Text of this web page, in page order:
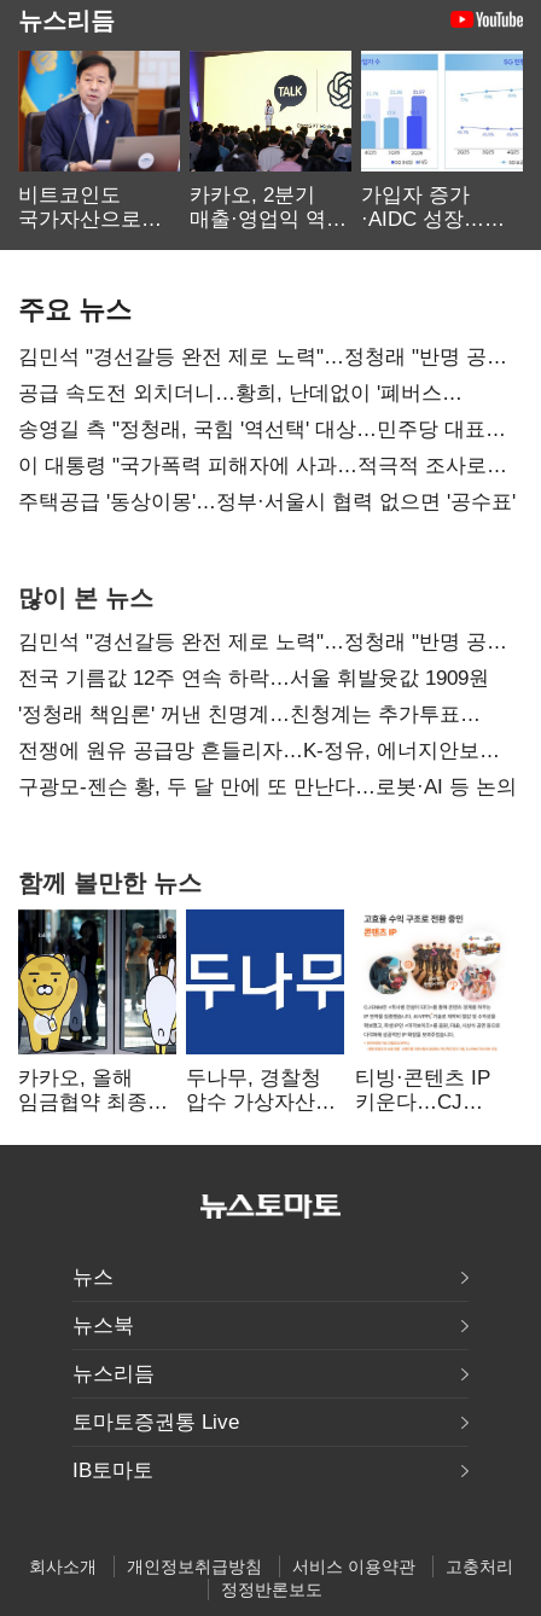
뉴스리듬
비트코인도
국가자산으로…'
카카오, 2분기
매출·영업익 역대
가입자 증가
·AIDC 성장…
주요 뉴스
김민석 "경선갈등 완전 제로 노력"…정청래 "반명 공세
사과부터"
공급 속도전 외치더니…황희, 난데없이 '폐버스
리모델링' 제안
송영길 측 "정청래, 국힘 '역선택' 대상…민주당 대표로
총선 지휘 못해"
이 대통령 "국가폭력 피해자에 사과…적극적 조사로
진실 밝혀야"
주택공급 '동상이몽'…정부·서울시 협력 없으면 '공수표'
많이 본 뉴스
김민석 "경선갈등 완전 제로 노력"…정청래 "반명 공세
사과부터"
전국 기름값 12주 연속 하락…서울 휘발윳값 1909원
'정청래 책임론' 꺼낸 친명계…친청계는 추가투표
때리기
전쟁에 원유 공급망 흔들리자…K-정유, 에너지안보
핵심으로 재부상
구광모-젠슨 황, 두 달 만에 또 만난다…로봇·AI 등 논의
함께 볼만한 뉴스
카카오, 올해
임금협약 최종
인상·격려금
두나무, 경찰청
압수 가상자산
커스터디 사업
티빙·콘텐츠 IP
키운다…CJ
글로벌 확장 가속
뉴스
뉴스북
뉴스리듬
토마토증권통 Live
IB토마토
회사소개 개인정보취급방침 서비스 이용약관
고충처리
정정반론보도